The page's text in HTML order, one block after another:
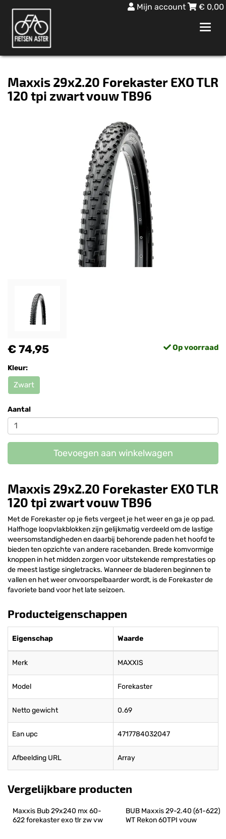
Mijn account € 0,00
Maxxis 29x2.20 Forekaster EXO TLR
120 tpi zwart vouw TB96
€ 74,95 Op voorraad
Kleur:
Zwart
Aantal
Toevoegen aan winkelwagen
Maxxis 29x2.20 Forekaster EXO TLR
120 tpi zwart vouw TB96
Met de Forekaster op je fiets vergeet je het weer en ga je op pad.
Halfhoge loopvlakblokken zijn gelijkmatig verdeeld om de lastige
weersomstandigheden en daarbij behorende paden het hoofd te
bieden ten opzichte van andere racebanden. Brede komvormige
knoppen in het midden zorgen voor uitstekende remprestaties op
de meest lastige singletracks. Wanneer de bladeren beginnen te
vallen en het weer onvoorspelbaarder wordt, is de Forekaster de
favoriete band voor het late seizoen.
Producteigenschappen
Eigenschap Waarde
Merk MAXXIS
Model Forekaster
Netto gewicht 0.69
Ean upc 4717784032047
Afbeelding URL Array
Vergelijkbare producten
Maxxis Bub 29x240 mx 60-
622 forekaster exo tlr zw vw
BUB Maxxis 29-2.40 (61-622)
WT Rekon 60TPI vouw